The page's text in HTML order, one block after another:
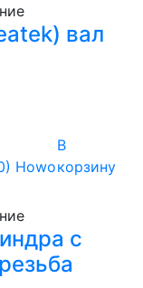
вал
В
корзину
с